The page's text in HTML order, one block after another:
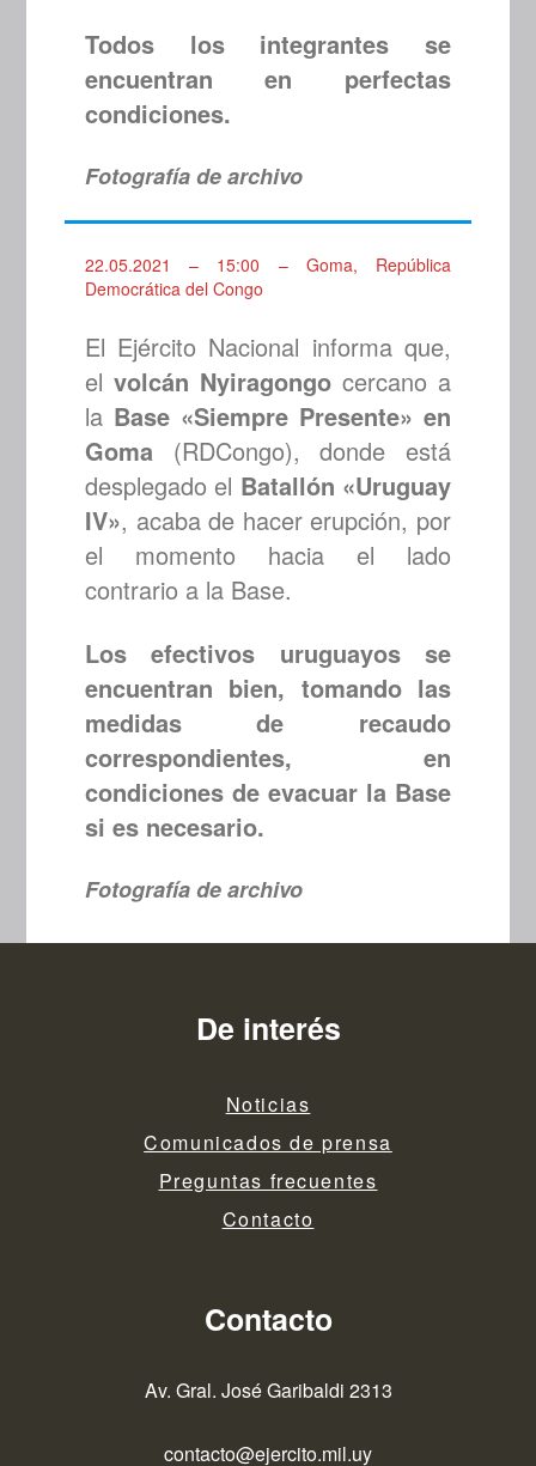
Todos los integrantes se
encuentran en perfectas
condiciones.
Fotografía de archivo
22.05.2021 – 15:00 – Goma, República
Democrática del Congo
El Ejército Nacional informa que,
elvolcán Nyiragongo cercano a
la Base «Siempre Presente» en
Goma (RDCongo), donde está
desplegado el Batallón «Uruguay
IV», acaba de hacer erupción, por
el momento hacia el lado
contrario a la Base.
Los efectivos uruguayos se
encuentran bien, tomando las
medidas de recaudo
correspondientes, en
condiciones de evacuar la Base
si es necesario.
Fotografía de archivo
De interés
Noticias
Comunicados de prensa
Preguntas frecuentes
Contacto
Contacto
Av. Gral. José Garibaldi 2313
contacto@ejercito.mil.uy